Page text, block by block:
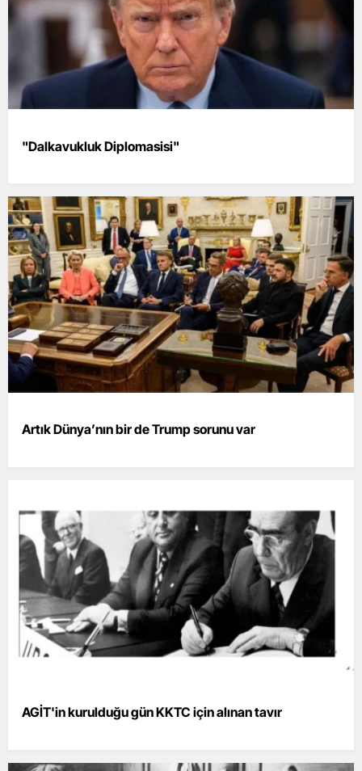
"Dalkavukluk Diplomasisi"
Artık Dünya’nın bir de Trump sorunu var
AGİT'in kurulduğu gün KKTC için alınan tavır